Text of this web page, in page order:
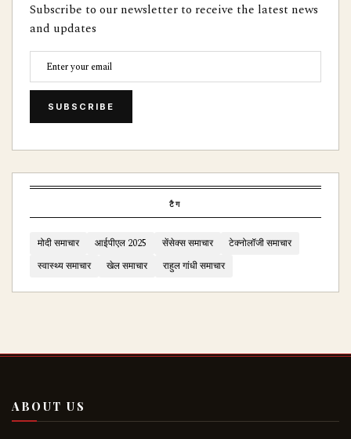
Subscribe to our newsletter to receive the latest news
and updates
SUBSCRIBE
टैग
मोदी समाचार आईपीएल 2025 सेंसेक्स समाचार
टेक्नोलॉजी समाचार
स्वास्थ्य समाचार
खेल समाचार राहुल गांधी समाचार
ABOUT US